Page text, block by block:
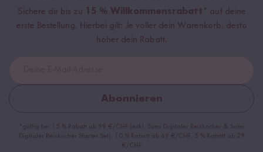
Sichere dir bis zu 15 % Willkommensrabatt* auf deine
erste Bestellung. Hierbei gilt: Je voller dein Warenkorb, desto
höher dein Rabatt.
Abonnieren
*gültig bei 15 % Rabatt ab 99 €/CHF (exkl. Sumi Digitaler Reiskocher & Sumi
Digitaler Reiskocher Starter Set), 10 % Rabatt ab 69 €/CHF, 5 % Rabatt ab 29
€/CHF